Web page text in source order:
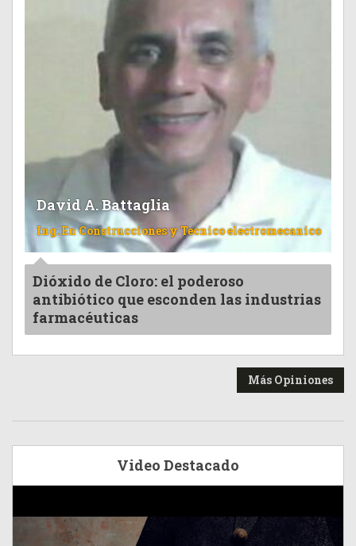
David A. Battaglia
Ing. En Construcciones y Tecnico electromecanico
Dióxido de Cloro: el poderoso
antibiótico que esconden las industrias
farmacéuticas
Más Opiniones
Video Destacado